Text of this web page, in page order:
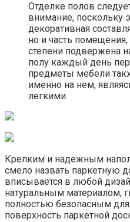
Отделке полов
внимание, поскольку
декоративная
но и часть
степени подвержена
полу каждый день
предметы мебели
именно на нем,
легкими.
Крепким и надежным
смело назвать паркетную
вписывается в любой
натуральным материалом,
полностью безопасным
поверхность паркетной